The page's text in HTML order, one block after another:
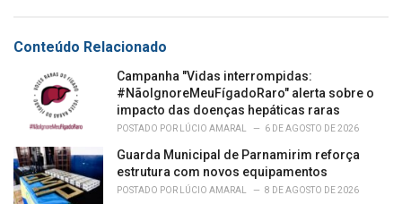
e
Conteúdo Relacionado
Campanha "Vidas interrompidas:
#NãoIgnoreMeuFígadoRaro" alerta sobre o
impacto das doenças hepáticas raras
POSTADO POR LÚCIO AMARAL 6 DE AGOSTO DE 2026
Guarda Municipal de Parnamirim reforça
estrutura com novos equipamentos
POSTADO POR LÚCIO AMARAL 8 DE AGOSTO DE 2026